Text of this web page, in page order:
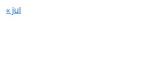
« jul